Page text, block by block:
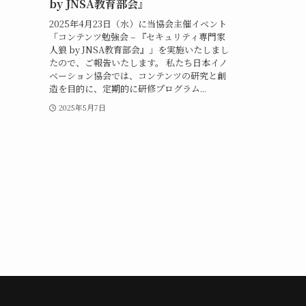
by JNSA教育部会』
2025年4月23日（水）に当協会主催イベント
「コンテンツ勉強会 – 『セキュリティ専門家
人狼 by JNSA教育部会』」を実施いたしまし
たので、ご報告いたします。 私たち日本イノ
ベーション協会では、コンテンツの研究と創
造を目的に、定期的に研修プログラム...
2025年5月7日